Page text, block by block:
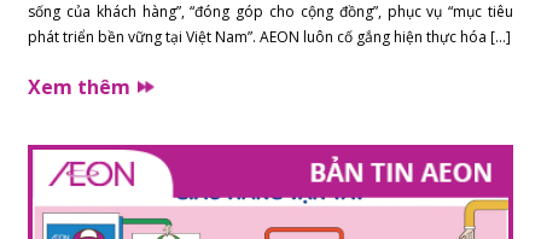
sống của khách hàng”, “đóng góp cho cộng đồng”, phục vụ “mục tiêu
phát triển bền vững tại Việt Nam”. AEON luôn cố gắng hiện thực hóa […]
Xem thêm